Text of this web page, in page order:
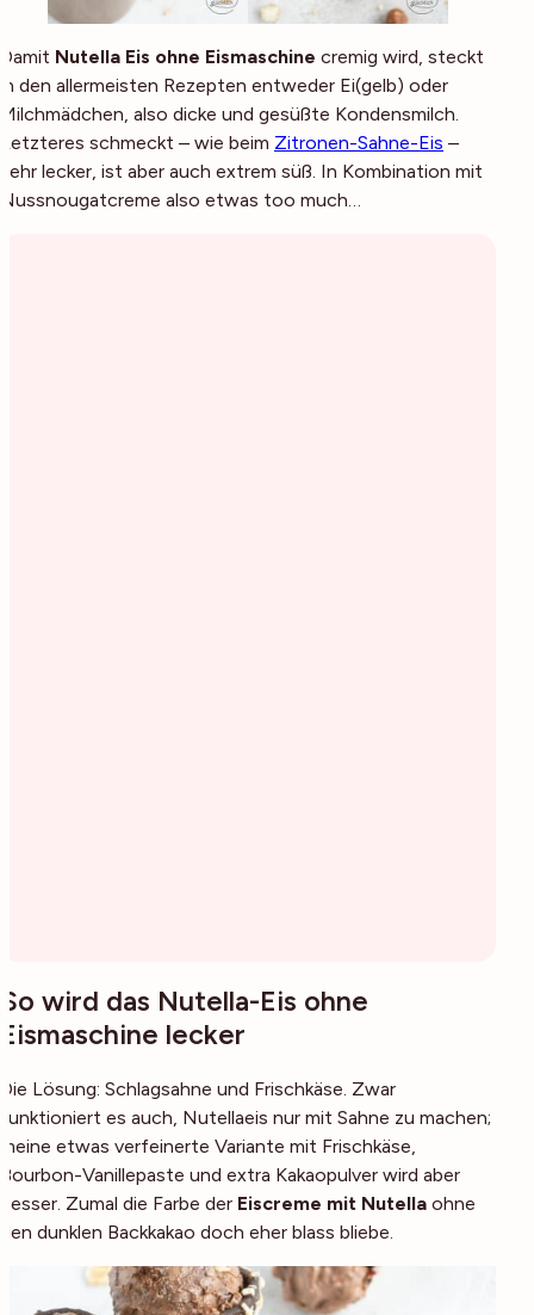
Damit Nutella Eis ohne Eismaschine cremig wird, steckt
in den allermeisten Rezepten entweder Ei(gelb) oder
Milchmädchen, also dicke und gesüßte Kondensmilch.
Letzteres schmeckt – wie beim Zitronen-Sahne-Eis –
sehr lecker, ist aber auch extrem süß. In Kombination mit
Nussnougatcreme also etwas too much…
So wird das Nutella-Eis ohne
Eismaschine lecker
Die Lösung: Schlagsahne und Frischkäse. Zwar
funktioniert es auch, Nutellaeis nur mit Sahne zu machen;
meine etwas verfeinerte Variante mit Frischkäse,
Bourbon-Vanillepaste und extra Kakaopulver wird aber
besser. Zumal die Farbe der Eiscreme mit Nutella ohne
den dunklen Backkakao doch eher blass bliebe.